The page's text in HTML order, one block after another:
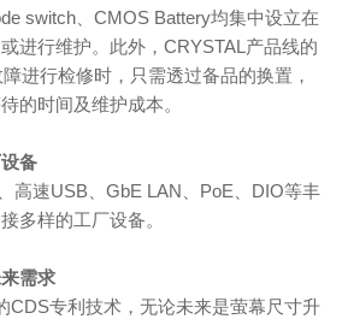
switch、CMOS Battery均集中设立在
进行维护。此外，CRYSTAL产品线的
进行检修时，只需透过备品的换置，
的时间及维护成本。
备
高速USB、GbE LAN、PoE、DIO等丰
多样的工厂设备。
需求
CDS专利技术，无论未来是萤幕尺寸升